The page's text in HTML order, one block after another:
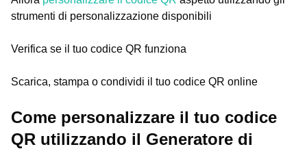
strumenti di personalizzazione disponibili
Verifica se il tuo codice QR funziona
Scarica, stampa o condividi il tuo codice QR online
Come personalizzare il tuo codice
QR utilizzando il Generatore di